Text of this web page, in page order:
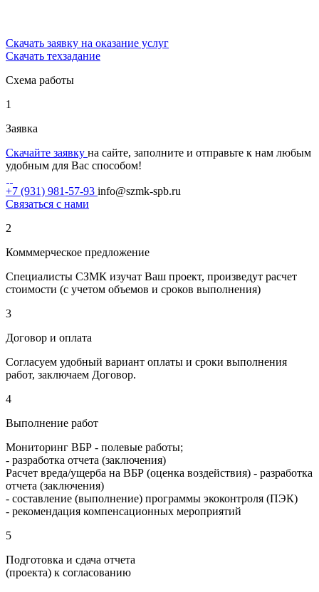
Скачать заявку на оказание услуг
Скачать техзадание
Схема работы
1
Заявка
Скачайте заявку на сайте, заполните и отправьте к нам любым
удобным для Вас способом!
+7 (931) 981-57-93 info@szmk-spb.ru
Связаться с нами
2
Комммерческое предложение
Специалисты СЗМК изучат Ваш проект, произведут расчет
стоимости (с учетом объемов и сроков выполнения)
3
Договор и оплата
Согласуем удобный вариант оплаты и сроки выполнения
работ, заключаем Договор.
4
Выполнение работ
Мониторинг ВБР - полевые работы;
- разработка отчета (заключения)
Расчет вреда/ущерба на ВБР (оценка воздействия) - разработка
отчета (заключения)
- составление (выполнение) программы экоконтроля (ПЭК)
- рекомендация компенсационных мероприятий
5
Подготовка и сдача отчета
(проекта) к согласованию